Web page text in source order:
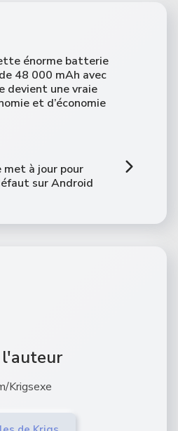
énorme batterie
48 000 mAh avec
devient une vraie
et d’économie
met à jour pour
sur Android
l'auteur
Krigsexe